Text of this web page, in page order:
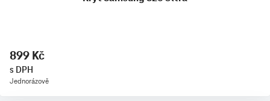
899 Kč
s DPH
Jednorázově